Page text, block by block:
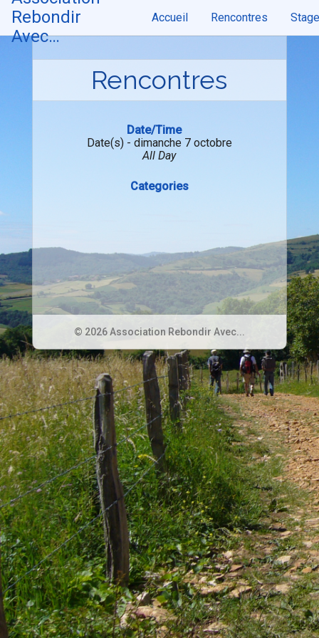
Skip
content
Rebondir
Avec…
Accueil Rencontres
Rencontres
Date/Time
Date(s) - dimanche 7 octobre
All Day
Categories
© 2026 Association Rebondir Avec...